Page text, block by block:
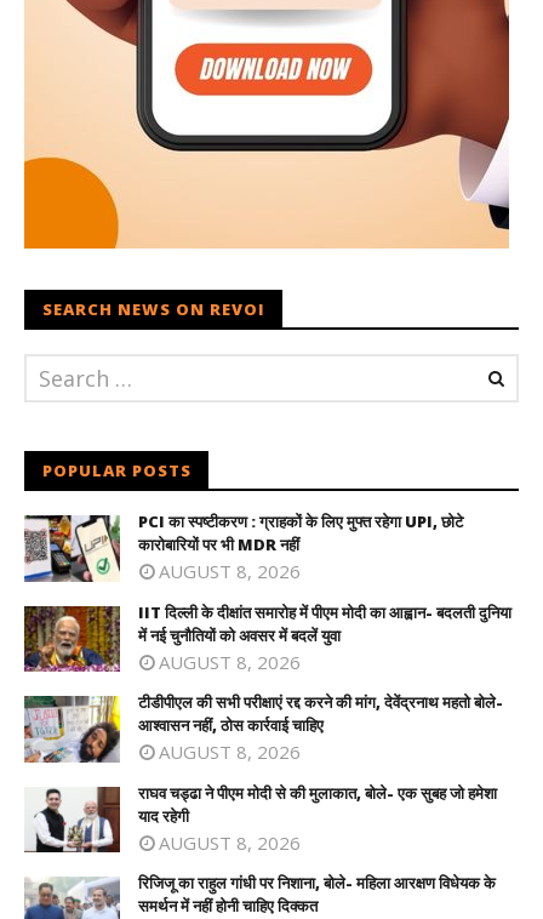
SEARCH NEWS ON REVOI
POPULAR POSTS
PCI का स्पष्टीकरण : ग्राहकों के लिए मुफ्त रहेगा UPI, छोटे
कारोबारियों पर भी MDR नहीं
AUGUST 8, 2026
IIT दिल्ली के दीक्षांत समारोह में पीएम मोदी का आह्वान- बदलती दुनिया
में नई चुनौतियों को अवसर में बदलें युवा
AUGUST 8, 2026
टीडीपीएल की सभी परीक्षाएं रद्द करने की मांग, देवेंद्रनाथ महतो बोले-
आश्वासन नहीं, ठोस कार्रवाई चाहिए
AUGUST 8, 2026
राघव चड्ढा ने पीएम मोदी से की मुलाकात, बोले- एक सुबह जो हमेशा
याद रहेगी
AUGUST 8, 2026
रिजिजू का राहुल गांधी पर निशाना, बोले- महिला आरक्षण विधेयक के
समर्थन में नहीं होनी चाहिए दिक्कत